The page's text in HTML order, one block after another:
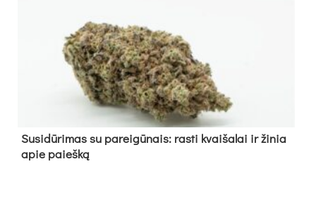
Su­si­dū­ri­mas su pa­rei­gū­nais: ras­ti kvai­ša­lai ir ži­nia
apie paieš­ką